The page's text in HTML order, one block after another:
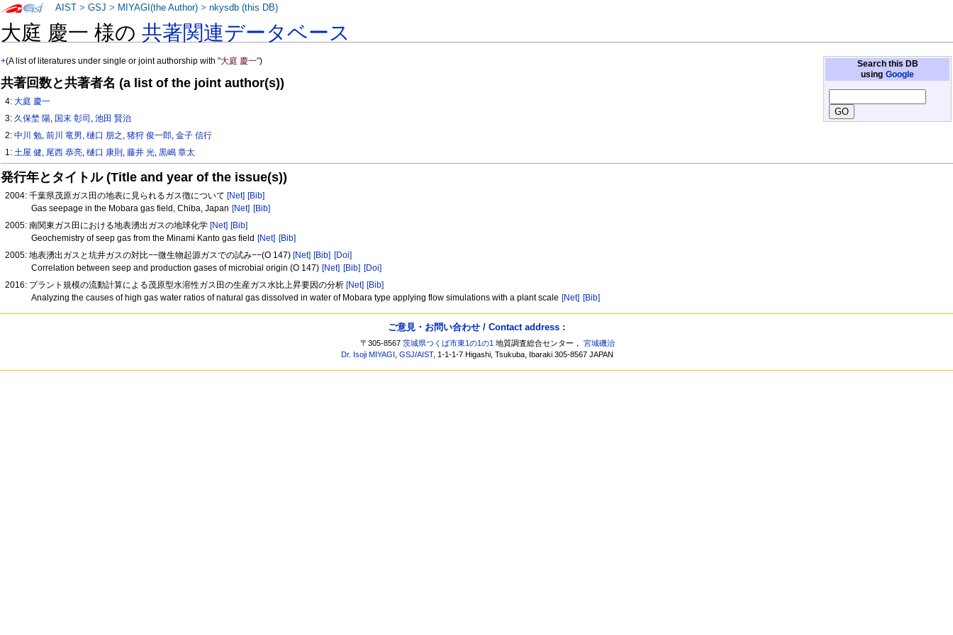
大庭 慶一 様の共著関連データベース
Search this DB
using Google
+(A list of literatures under single or joint authorship with"大庭 慶一")
共著回数と共著者名 (a list of the joint author(s))
4:大庭 慶一
3: 久保埜 陽, 国末 彰司 ,池田 賢治
2:中川 勉,前川 竜男,樋口 朋之 ,猪狩 俊一郎,金子 信行
1:土屋 健, 尾西 恭亮,樋口 康則 ,藤井 光,黒嶋 章太
発行年とタイトル (Title and year of the issue(s))
2004: 千葉県茂原ガス田の地表に見られるガス徴について [Net] [Bib]
Gas seepage in the Mobara gas field, Chiba, Japan [Net] [Bib]
2005: 南関東ガス田における地表湧出ガスの地球化学 [Net] [Bib]
Geochemistry of seep gas from the Minami Kanto gas field [Net] [Bib]
2005: 地表湧出ガスと坑井ガスの対比−−微生物起源ガスでの試み−−(O 147) [Net] [Bib] [Doi]
Correlation between seep and production gases of microbial origin (O 147) [Net] [Bib] [Doi]
2016: プラント規模の流動計算による茂原型水溶性ガス田の生産ガス水比上昇要因の分析 [Net] [Bib]
Analyzing the causes of high gas water ratios of natural gas dissolved in water of Mobara type applying flow simulations with a plant scale [Net] [Bib]
AIST >GSJ > MIYAGI(the Author) >nkysdb (this DB)
ご意見・お問い合わせ / Contact address :
〒305-8567茨城県つくば市東1の1の1 地質調査総合センター，宮城磯治
Dr. Isoji MIYAGI
,GSJ/AIST, 1-1-1-7 Higashi, Tsukuba, Ibaraki 305-8567 JAPAN